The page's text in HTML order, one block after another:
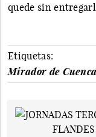
quede sin
Etiquetas:
Mirador de Cuenca